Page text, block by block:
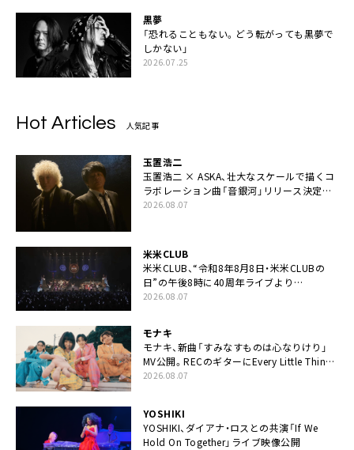
黒夢
「恐れることもない。どう転がっても黒夢で
しかない」
2026.07.25
Hot Articles 人気記事
玉置浩二
玉置浩二 × ASKA、壮大なスケールで描くコ
ラボレーション曲「音銀河」リリース決定。
カップリングには新曲「命の宿り」収録も
2026.08.07
米米CLUB
米米CLUB、“令和8年8月8日・米米CLUBの
日”の午後8時に40周年ライブより
「FANtachy medley」を88年限定公開
2026.08.07
モナキ
モナキ、新曲「すみなすものは心なりけり」
MV公開。RECのギターにEvery Little Thing・
伊藤一朗参加も
2026.08.07
YOSHIKI
YOSHIKI、ダイアナ・ロスとの共演「If We
Hold On Together」ライブ映像公開